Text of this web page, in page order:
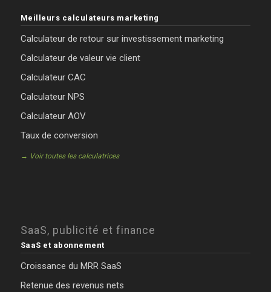
Meilleurs calculateurs marketing
Calculateur de retour sur investissement marketing
Calculateur de valeur vie client
Calculateur CAC
Calculateur NPS
Calculateur AOV
Taux de conversion
→ Voir toutes les calculatrices
SaaS, publicité et finance
SaaS et abonnement
Croissance du MRR SaaS
Retenue des revenus nets